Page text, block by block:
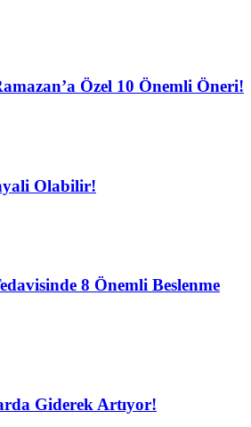
Özel 10 Önemli Öneri!
Olabilir!
8 Önemli Beslenme
Giderek Artıyor!